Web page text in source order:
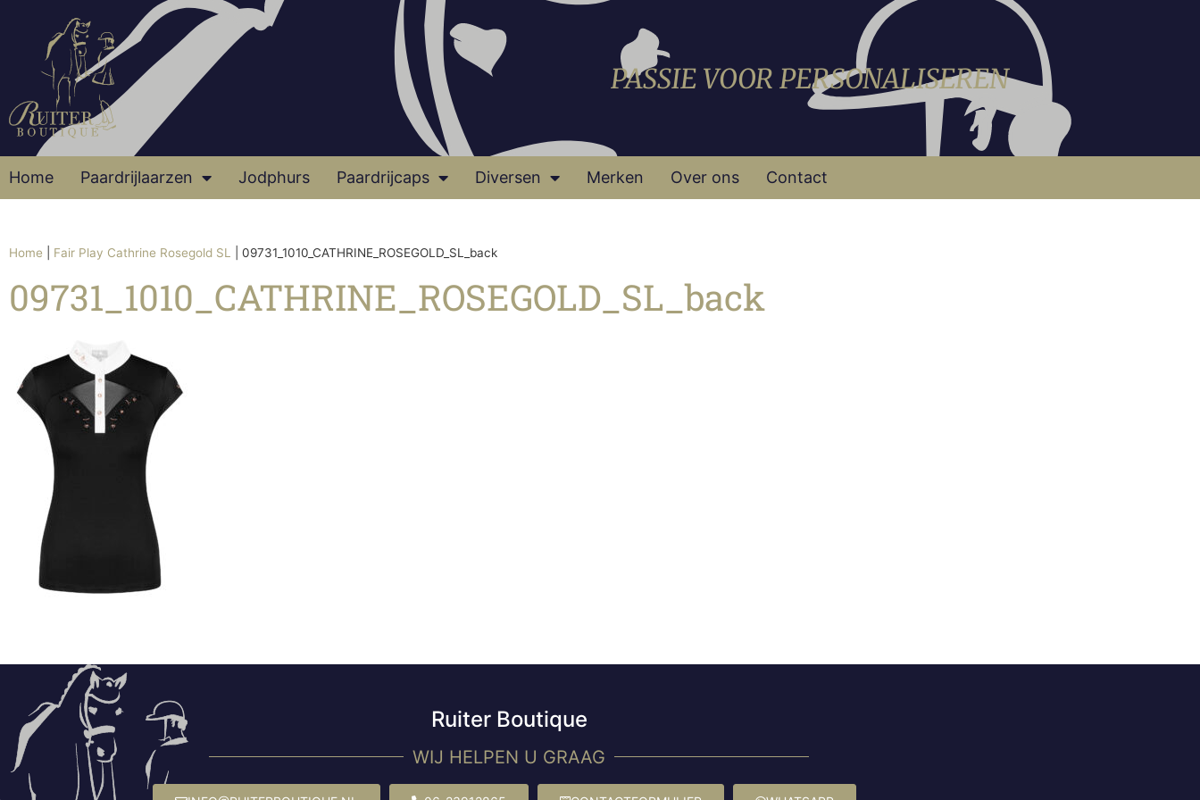
PASSIE VOOR PERSONALISEREN
Home Paardrijlaarzen Jodphurs Paardrijcaps Diversen Merken Over ons Contact
Home Fair Play Cathrine Rosegold SL 09731_1010_CATHRINE_ROSEGOLD_SL_back
09731_1010_CATHRINE_ROSEGOLD_SL_back
Ruiter Boutique
WIJ HELPEN U GRAAG